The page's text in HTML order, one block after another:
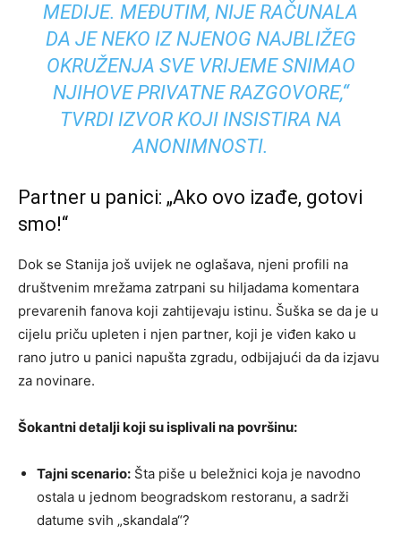
MEDIJE. MEĐUTIM, NIJE RAČUNALA
DA JE NEKO IZ NJENOG NAJBLIŽEG
OKRUŽENJA SVE VRIJEME SNIMAO
NJIHOVE PRIVATNE RAZGOVORE,“
TVRDI IZVOR KOJI INSISTIRA NA
ANONIMNOSTI.
Partner u panici: „Ako ovo izađe, gotovi
smo!“
Dok se Stanija još uvijek ne oglašava, njeni profili na
društvenim mrežama zatrpani su hiljadama komentara
prevarenih fanova koji zahtijevaju istinu. Šuška se da je u
cijelu priču upleten i njen partner, koji je viđen kako u
rano jutro u panici napušta zgradu, odbijajući da da izjavu
za novinare.
Šokantni detalji koji su isplivali na površinu:
Tajni scenario: Šta piše u beležnici koja je navodno
ostala u jednom beogradskom restoranu, a sadrži
datume svih „skandala“?